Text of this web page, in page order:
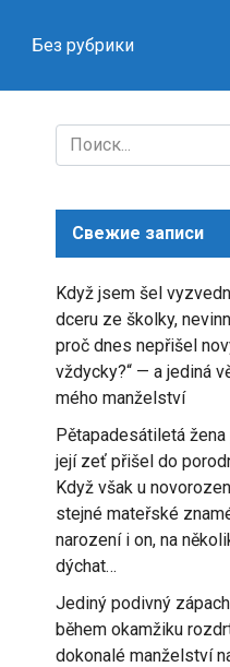
Без рубрики
Search
for:
Свежие записи
Když jsem šel
dceru ze školky,
proč dnes nepřišel
vždycky?“ — a jediná
mého manželství
Pětapadesátiletá
její zeť přišel do
Když však u
stejné mateřské
narození i on, na
dýchat…
Jediný podivný
během okamžiku
dokonalé manželství